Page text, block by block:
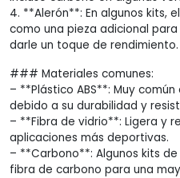
4. **Alerón**: En algunos kits,
como una pieza adicional
darle un toque de rendimiento.
### Materiales comunes:
– **Plástico ABS**: Muy
debido a su durabilidad y
– **Fibra de vidrio**: Ligera y
aplicaciones más deportivas.
– **Carbono**: Algunos kits
fibra de carbono para una